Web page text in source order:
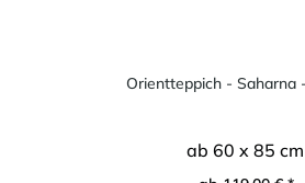
Orientteppich - Saharna
ab 60 x 85 cm